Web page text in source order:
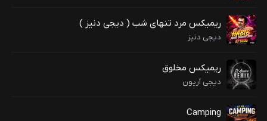
ریمیکس مرد تنهای شب ( دیجی دنیز )
دیجی دنیز
ریمیکس مخلوق
دیجی آریون
Camping